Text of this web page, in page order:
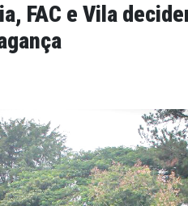
FAC e Vila